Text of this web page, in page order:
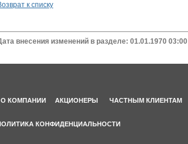
к списку
внесения изменений в разделе: 01.01.1970 03:00
О КОМПАНИИ АКЦИОНЕРЫ ЧАСТНЫМ КЛИЕНТАМ
КОНФИДЕНЦИАЛЬНОСТИ